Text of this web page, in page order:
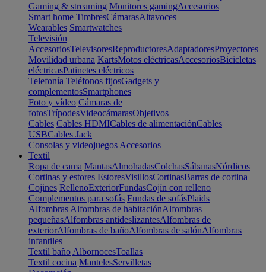
Gaming & streaming Monitores gamingAccesorios
Smart home TimbresCámarasAltavoces
Wearables Smartwatches
Televisión
AccesoriosTelevisoresReproductoresAdaptadoresProyectores
Movilidad urbana KartsMotos eléctricasAccesoriosBicicletas
eléctricasPatinetes eléctricos
Telefonía Teléfonos fijosGadgets y
complementosSmartphones
Foto y vídeo Cámaras de
fotosTrípodesVideocámarasObjetivos
Cables Cables HDMICables de alimentaciónCables
USBCables Jack
Consolas y videojuegos Accesorios
Textil
Ropa de cama MantasAlmohadasColchasSábanasNórdicos
Cortinas y estores EstoresVisillosCortinasBarras de cortina
Cojines RellenoExteriorFundasCojín con relleno
Complementos para sofás Fundas de sofásPlaids
Alfombras Alfombras de habitaciónAlfombras
pequeñasAlfombras antideslizantesAlfombras de
exteriorAlfombras de bañoAlfombras de salónAlfombras
infantiles
Textil baño AlbornocesToallas
Textil cocina MantelesServilletas